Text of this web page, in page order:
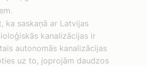
ka saskaņā ar Latvijas
kanalizācijas ir
autonomās kanalizācijas
uz to, joprojām daudzos